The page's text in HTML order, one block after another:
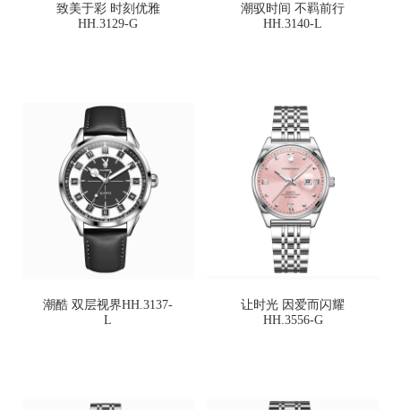
致美于彩 时刻优雅
HH.3129-G
潮驭时间 不羁前行
HH.3140-L
潮酷 双层视界HH.3137-
L
让时光 因爱而闪耀
HH.3556-G